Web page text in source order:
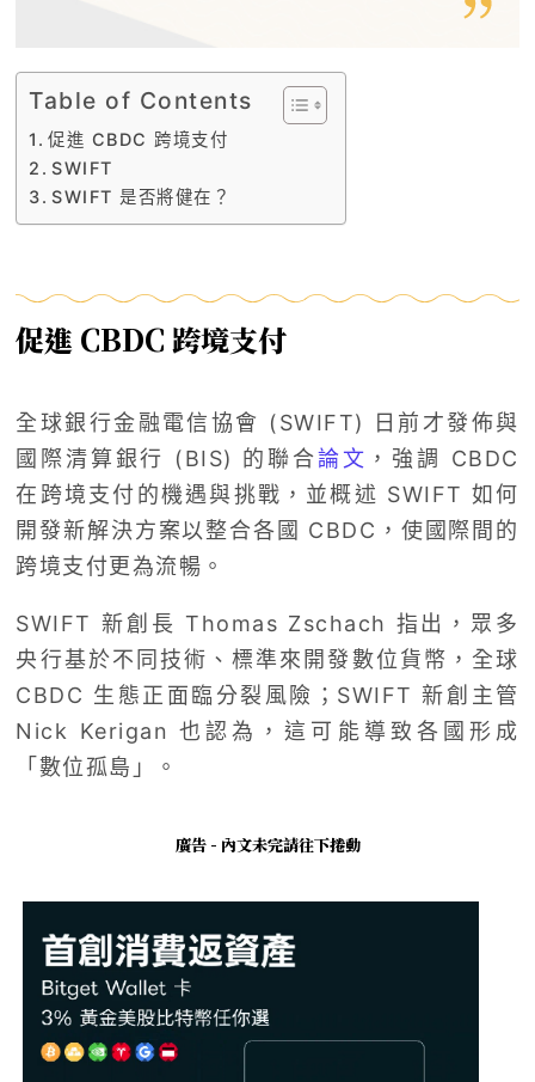
Table of Contents
促進 CBDC 跨境支付
SWIFT
SWIFT 是否將健在？
促進 CBDC 跨境支付
全球銀行金融電信協會 (SWIFT) 日前才發佈與
國際清算銀行 (BIS) 的聯合論文 ，強調 CBDC
在跨境支付的機遇與挑戰，並概述 SWIFT 如何
開發新解決方案以整合各國 CBDC，使國際間的
跨境支付更為流暢。
SWIFT 新創長 Thomas Zschach 指出，眾多
央行基於不同技術、標準來開發數位貨幣，全球
CBDC 生態正面臨分裂風險；SWIFT 新創主管
Nick Kerigan 也認為，這可能導致各國形成
「數位孤島」。
廣告 - 內文未完請往下捲動